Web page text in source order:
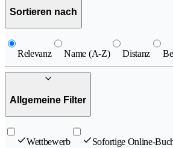
Sortieren nach
Relevanz Name (A-Z) Distanz
Allgemeine Filter
Wettbewerb Sofortige Online-